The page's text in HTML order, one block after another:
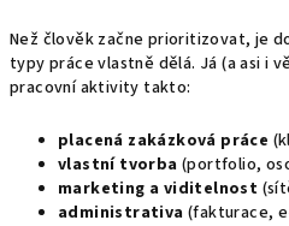
Než člověk začne prioritizovat, je
typy práce vlastně dělá. Já (a asi i
pracovní aktivity takto:
placená zakázková práce
vlastní tvorba (portfolio,
marketing a viditelnost
administrativa (fakturace,